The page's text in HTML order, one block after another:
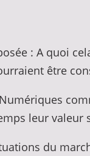
: A quoi
être
leur
du